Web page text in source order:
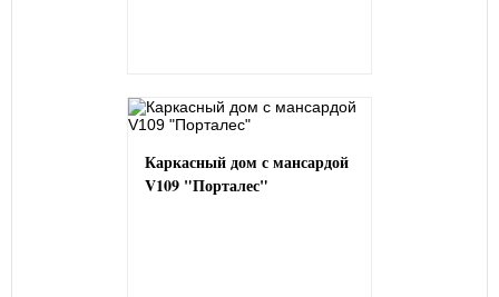
Каркасный дом с мансардой
V109 "Порталес"